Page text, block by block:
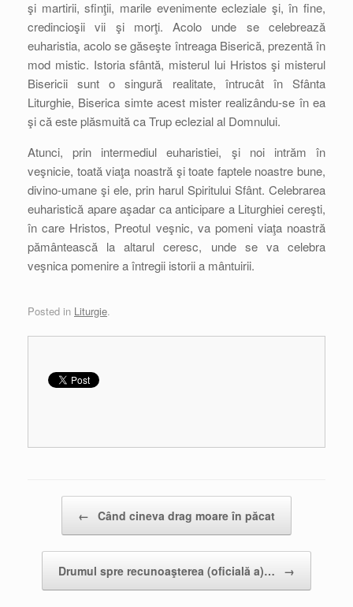
şi martirii, sfinţii, marile evenimente ecleziale şi, în fine,
credincioşii vii şi morţi. Acolo unde se celebrează
euharistia, acolo se găseşte întreaga Biserică, prezentă în
mod mistic. Istoria sfântă, misterul lui Hristos şi misterul
Bisericii sunt o singură realitate, întrucât în Sfânta
Liturghie, Biserica simte acest mister realizându-se în ea
şi că este plăsmuită ca Trup eclezial al Domnului.
Atunci, prin intermediul euharistiei, şi noi intrăm în
veşnicie, toată viaţa noastră şi toate faptele noastre bune,
divino-umane şi ele, prin harul Spiritului Sfânt. Celebrarea
euharistică apare aşadar ca anticipare a Liturghiei cereşti,
în care Hristos, Preotul veşnic, va pomeni viaţa noastră
pământească la altarul ceresc, unde se va celebra
veşnica pomenire a întregii istorii a mântuirii.
Posted in Liturgie.
← Când cineva drag moare în păcat
Drumul spre recunoaşterea (oficială a)… →